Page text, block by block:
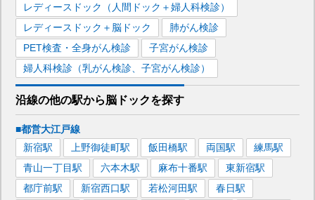
レディースドック（人間ドック＋婦人科検診）
レディースドック＋脳ドック
肺がん検診
PET検査・全身がん検診
子宮がん検診
婦人科検診（乳がん検診、子宮がん検診）
沿線の他の駅から脳ドックを探す
■都営大江戸線
新宿駅 上野御徒町駅 飯田橋駅 両国駅 練馬駅
青山一丁目駅 六本木駅 麻布十番駅 東新宿駅
都庁前駅 新宿西口駅 若松河田駅 春日駅